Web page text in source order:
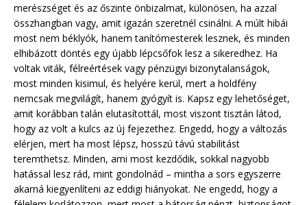
merészséget és az őszinte önbizalmat, különösen, ha azzal
összhangban vagy, amit igazán szeretnél csinálni. A múlt hibái
most nem béklyók, hanem tanítómesterek lesznek, és minden
elhibázott döntés egy újabb lépcsőfok lesz a sikeredhez. Ha
voltak viták, félreértések vagy pénzügyi bizonytalanságok,
most minden kisimul, és helyére kerül, mert a holdfény
nemcsak megvilágít, hanem gyógyít is. Kapsz egy lehetőséget,
amit korábban talán elutasítottál, most viszont tisztán látod,
hogy az volt a kulcs az új fejezethez. Engedd, hogy a változás
elérjen, mert ha most lépsz, hosszú távú stabilitást
teremthetsz. Minden, ami most kezdődik, sokkal nagyobb
hatással lesz rád, mint gondolnád – mintha a sors egyszerre
akarná kiegyenlíteni az eddigi hiányokat. Ne engedd, hogy a